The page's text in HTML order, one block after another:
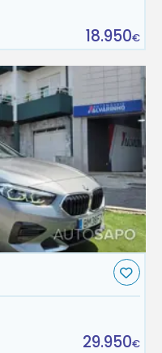
18.950€
29.950€